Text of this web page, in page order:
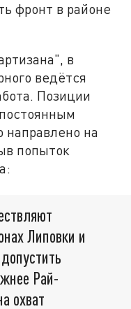
фронт в районе
в
ведётся
Позиции
направлено на
попыток
Липовки и
Рай-
охват